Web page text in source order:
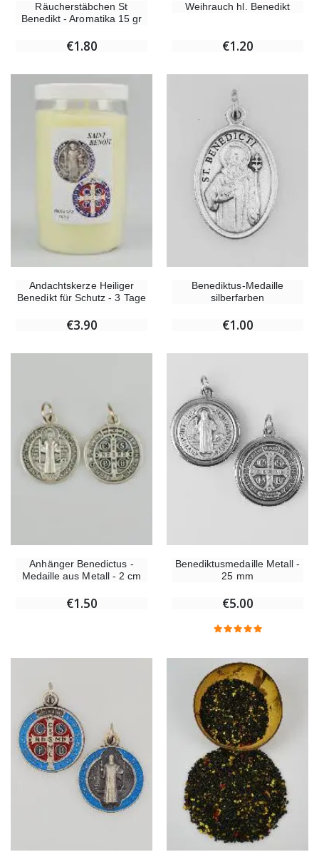
Räucherstäbchen St
Benedikt - Aromatika 15 gr
€1.80
Weihrauch hl. Benedikt
€1.20
Andachtskerze Heiliger
Benedikt für Schutz - 3 Tage
€3.90
Benediktus-Medaille
silberfarben
€1.00
Anhänger Benedictus -
Medaille aus Metall - 2 cm
€1.50
Benediktusmedaille Metall -
25 mm
€5.00